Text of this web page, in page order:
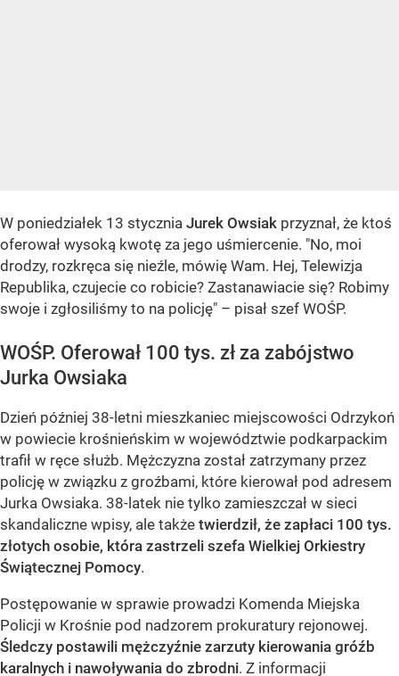
W poniedziałek 13 stycznia Jurek Owsiak przyznał, że ktoś
oferował wysoką kwotę za jego uśmiercenie. "No, moi
drodzy, rozkręca się nieźle, mówię Wam. Hej, Telewizja
Republika, czujecie co robicie? Zastanawiacie się? Robimy
swoje i zgłosiliśmy to na policję" – pisał szef WOŚP.
WOŚP. Oferował 100 tys. zł za zabójstwo
Jurka Owsiaka
Dzień później 38-letni mieszkaniec miejscowości Odrzykoń
w powiecie krośnieńskim w województwie podkarpackim
trafił w ręce służb. Mężczyzna został zatrzymany przez
policję w związku z groźbami, które kierował pod adresem
Jurka Owsiaka. 38-latek nie tylko zamieszczał w sieci
skandaliczne wpisy, ale także twierdził, że zapłaci 100 tys.
złotych osobie, która zastrzeli szefa Wielkiej Orkiestry
Świątecznej Pomocy.
Postępowanie w sprawie prowadzi Komenda Miejska
Policji w Krośnie pod nadzorem prokuratury rejonowej.
Śledczy postawili mężczyźnie zarzuty kierowania gróźb
karalnych i nawoływania do zbrodni. Z informacji